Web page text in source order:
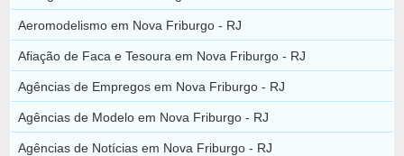
Aeromodelismo em Nova Friburgo - RJ
Afiação de Faca e Tesoura em Nova Friburgo - RJ
Agências de Empregos em Nova Friburgo - RJ
Agências de Modelo em Nova Friburgo - RJ
Agências de Notícias em Nova Friburgo - RJ